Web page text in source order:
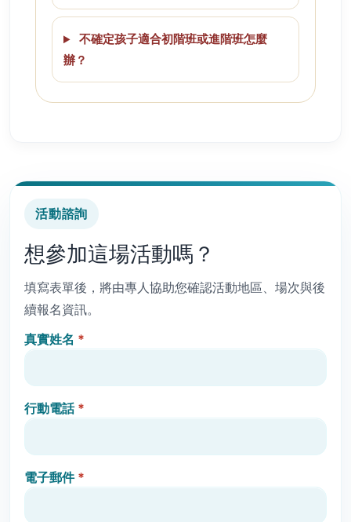
不確定孩子適合初階班或進階班怎麼
辦？
活動諮詢
想參加這場活動嗎？
填寫表單後，將由專人協助您確認活動地區、場次與後
續報名資訊。
真實姓名 *
行動電話 *
電子郵件 *